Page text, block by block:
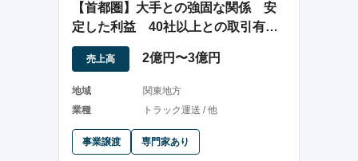
【首都圏】大手との強固な関係 安
定した利益 40社以上との取引有
中古車陸送業
売上高 2億円〜3億円
地域
関東地方
業種
トラック運送 / 他
事業譲渡 専門家あり